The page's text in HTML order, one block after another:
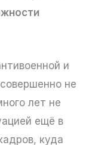
и
не
лет не
ещё в
куда